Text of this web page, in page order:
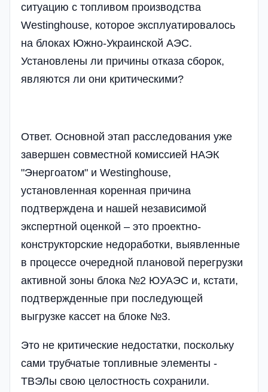
ситуацию с топливом производства
Westinghouse, которое эксплуатировалось
на блоках Южно-Украинской АЭС.
Установлены ли причины отказа сборок,
являются ли они критическими?
Ответ. Основной этап расследования уже
завершен совместной комиссией НАЭК
"Энергоатом" и Westinghouse,
установленная коренная причина
подтверждена и нашей независимой
экспертной оценкой – это проектно-
конструкторские недоработки, выявленные
в процессе очередной плановой перегрузки
активной зоны блока №2 ЮУАЭС и, кстати,
подтвержденные при последующей
выгрузке кассет на блоке №3.
Это не критические недостатки, поскольку
сами трубчатые топливные элементы -
ТВЭЛы свою целостность сохранили.